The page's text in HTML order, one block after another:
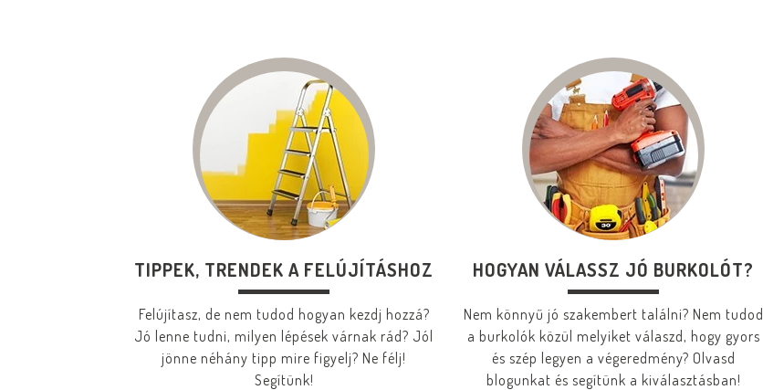
TIPPEK, TRENDEK A FELÚJÍTÁSHOZ
Felújítasz, de nem tudod hogyan kezdj hozzá?
Jó lenne tudni, milyen lépések várnak rád? Jól
jönne néhány tipp mire figyelj? Ne félj!
Segítünk!
HOGYAN VÁLASSZ JÓ BURKOLÓT?
Nem könnyű jó szakembert találni? Nem tudod
a burkolók közül melyiket válaszd, hogy gyors
és szép legyen a végeredmény? Olvasd
blogunkat és segítünk a kiválasztásban!